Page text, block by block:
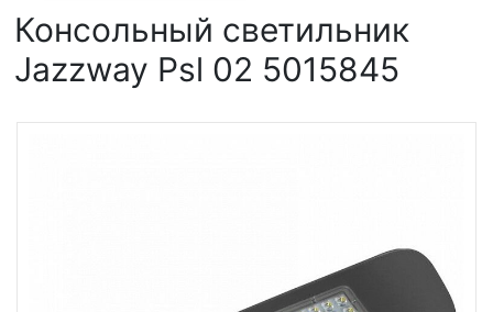
Консольный светильник
Jazzway Psl 02 5015845